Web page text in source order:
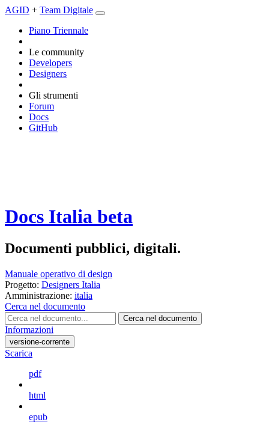
AGID + Team Digitale
Piano Triennale
Le community
Developers
Designers
Gli strumenti
Forum
Docs
GitHub
Docs Italia beta
Documenti pubblici, digitali.
Manuale operativo di design
Progetto: Designers Italia
Amministrazione: italia
Cerca nel documento
Cerca nel documento
Informazioni
versione-corrente
Scarica
pdf
html
epub